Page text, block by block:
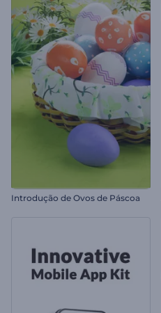
Introdução de Ovos de Páscoa